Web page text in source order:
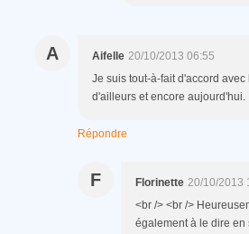
A Aifelle 20/10/2013 06:55
Je suis tout-à-fait d'accord
d'ailleurs et encore aujourd'hui.
Répondre
F Florinette 20/10/2013
<br /> <br />
également à le dire en